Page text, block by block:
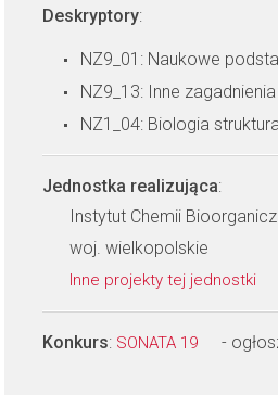
Deskryptory:
NZ9_01: Naukowe
NZ9_13: Inne
NZ1_04: Biologia
Jednostka realizująca:
Instytut Chemii
woj. wielkopolskie
Inne projekty tej jednostki
Konkurs: SONATA 19 -